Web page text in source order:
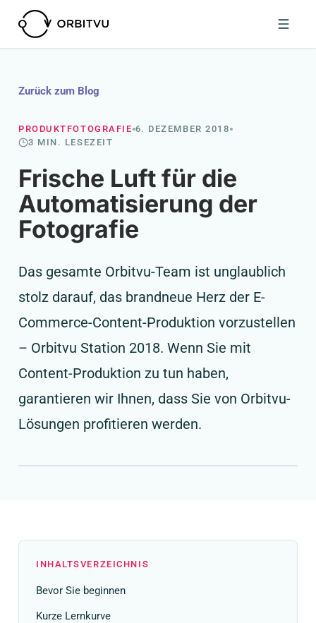
Zurück zum Blog
PRODUKTFOTOGRAFIE 6. DEZEMBER 2018
3 MIN. LESEZEIT
Frische Luft für die
Automatisierung der
Fotografie
Das gesamte Orbitvu-Team ist unglaublich
stolz darauf, das brandneue Herz der E-
Commerce-Content-Produktion vorzustellen
– Orbitvu Station 2018. Wenn Sie mit
Content-Produktion zu tun haben,
garantieren wir Ihnen, dass Sie von Orbitvu-
Lösungen profitieren werden.
INHALTSVERZEICHNIS
Bevor Sie beginnen
Kurze Lernkurve